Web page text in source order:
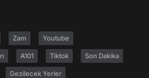
Zam Youtube
A101 Tiktok Son Dakika
Gezilecek Yerler